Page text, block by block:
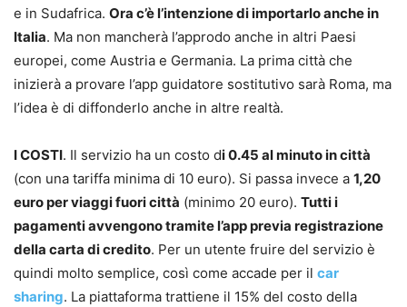
e in Sudafrica. Ora c’è l’intenzione di importarlo anche in
Italia. Ma non mancherà l’approdo anche in altri Paesi
europei, come Austria e Germania. La prima città che
inizierà a provare l’app guidatore sostitutivo sarà Roma, ma
l’idea è di diffonderlo anche in altre realtà.
I COSTI. Il servizio ha un costo di 0.45 al minuto in città
(con una tariffa minima di 10 euro). Si passa invece a 1,20
euro per viaggi fuori città (minimo 20 euro). Tutti i
pagamentiavvengono tramite l’app previa registrazione
della carta di credito. Per un utente fruire del servizio è
quindi molto semplice, così come accade per il car
sharing. La piattaforma trattiene il 15% del costo della